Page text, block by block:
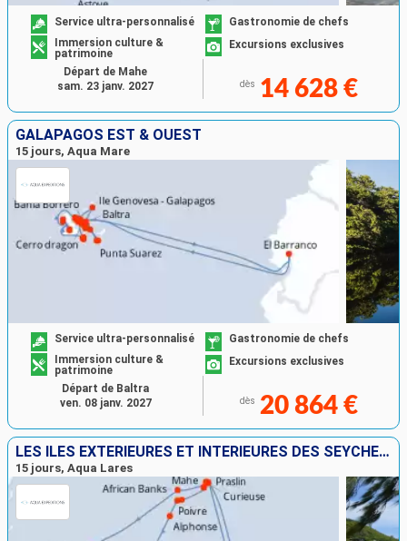
Service ultra-personnalisé
Gastronomie de chefs
Immersion culture &
patrimoine
Excursions exclusives
dès 14 628 €
Départ de Mahe
sam. 23 janv. 2027
GALAPAGOS EST & OUEST
15 jours, Aqua Mare
Service ultra-personnalisé
Gastronomie de chefs
Immersion culture &
patrimoine
Excursions exclusives
dès 20 864 €
Départ de Baltra
ven. 08 janv. 2027
LES ÎLES EXTÉRIEURES ET INTÉRIEURES DES SEYCHELLES
15 jours, Aqua Lares